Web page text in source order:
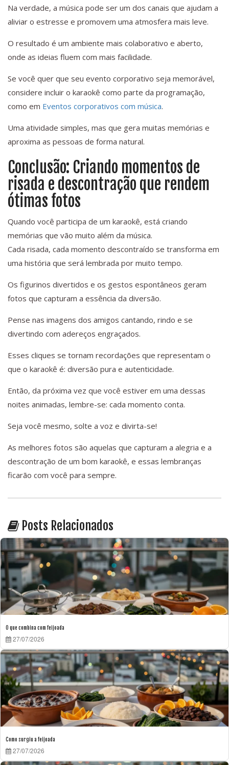
Na verdade, a música pode ser um dos canais que ajudam a
aliviar o estresse e promovem uma atmosfera mais leve.
O resultado é um ambiente mais colaborativo e aberto,
onde as ideias fluem com mais facilidade.
Se você quer que seu evento corporativo seja memorável,
considere incluir o karaokê como parte da programação,
como em Eventos corporativos com música.
Uma atividade simples, mas que gera muitas memórias e
aproxima as pessoas de forma natural.
Conclusão: Criando momentos de
risada e descontração que rendem
ótimas fotos
Quando você participa de um karaokê, está criando
memórias que vão muito além da música.
Cada risada, cada momento descontraído se transforma em
uma história que será lembrada por muito tempo.
Os figurinos divertidos e os gestos espontâneos geram
fotos que capturam a essência da diversão.
Pense nas imagens dos amigos cantando, rindo e se
divertindo com adereços engraçados.
Esses cliques se tornam recordações que representam o
que o karaokê é: diversão pura e autenticidade.
Então, da próxima vez que você estiver em uma dessas
noites animadas, lembre-se: cada momento conta.
Seja você mesmo, solte a voz e divirta-se!
As melhores fotos são aquelas que capturam a alegria e a
descontração de um bom karaokê, e essas lembranças
ficarão com você para sempre.
Posts Relacionados
O que combina com feijoada
27/07/2026
Como surgiu a feijoada
27/07/2026